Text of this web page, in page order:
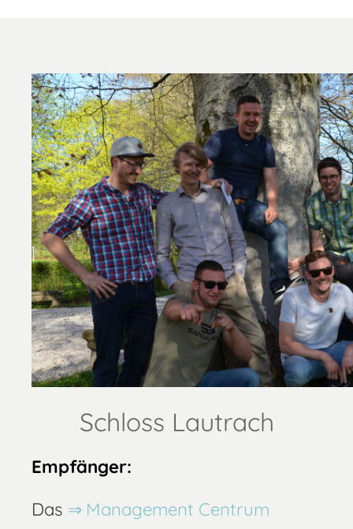
Schloss Lautrach
Empfänger:
Das
Management Centrum